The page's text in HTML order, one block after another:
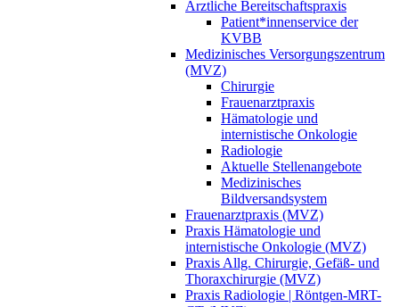
Ärztliche Bereitschaftspraxis
Patient*innenservice der
KVBB
Medizinisches Versorgungszentrum
(MVZ)
Chirurgie
Frauenarztpraxis
Hämatologie und
internistische Onkologie
Radiologie
Aktuelle Stellenangebote
Medizinisches
Bildversandsystem
Frauenarztpraxis (MVZ)
Praxis Hämatologie und
internistische Onkologie (MVZ)
Praxis Allg. Chirurgie, Gefäß-​ und
Thoraxchirurgie (MVZ)
Praxis Radiologie | Röntgen-MRT-